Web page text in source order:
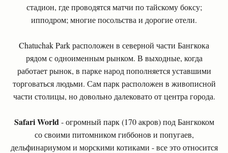
стадион, где проводятся матчи по тайскому боксу;
ипподром; многие посольства и дорогие отели.
Chatuchak Park расположен в северной части Бангкока
рядом с одноименным рынком. В выходные, когда
работает рынок, в парке народ пополняется уставшими
торговаться людьми. Сам парк расположен в живописной
части столицы, но довольно далековато от центра города.
Safari World - огромный парк (170 акров) под Бангкоком
со своими питомником гиббонов и попугаев,
дельфинариумом и морскими котиками - все это относится